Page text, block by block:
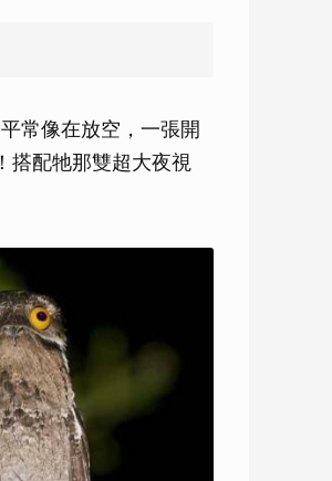
常像在放空，一張開
搭配牠那雙超大夜視